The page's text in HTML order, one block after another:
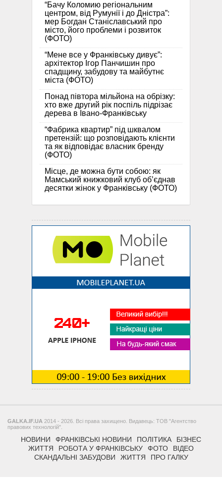
“Бачу Коломию регіональним
центром, від Румунії і до Дністра”:
мер Богдан Станіславський про
місто, його проблеми і розвиток
(ФОТО)
“Мене все у Франківську дивує”:
архітектор Ігор Панчишин про
спадщину, забудову та майбутнє
міста (ФОТО)
Понад півтора мільйона на обрізку:
хто вже другий рік поспіль підрізає
дерева в Івано-Франківську
“Фабрика квартир” під шквалом
претензій: що розповідають клієнти
та як відповідає власник бренду
(ФОТО)
Місце, де можна бути собою: як
Мамський книжковий клуб об’єднав
десятки жінок у Франківську (ФОТО)
GALKA.IF.UA 2014 - 2026. Всі права захищено. Видавець: ТОВ "Агентство
правових технологій".
НОВИНИ ФРАНКІВСЬКІ НОВИНИ ПОЛІТИКА
БІЗНЕС
ЖИТТЯ
РОБОТА У ФРАНКІВСЬКУ ФОТО
ВІДЕО
СКАНДАЛЬНІ ЗАБУДОВИ
ЖИТТЯ ПРО ГАЛКУ